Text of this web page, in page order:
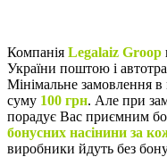
Компанія Legalaiz Groop
України поштою і
Мінімальне замовлення в
суму 100 грн. Але при
порадує Вас приємним
бонусних насінини за
виробники йдуть без